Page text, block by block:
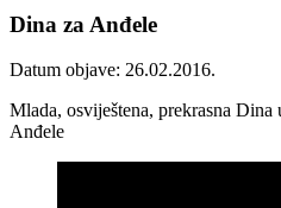
Dina za Anđele
Datum objave: 26.02.2016.
Mlada, osviještena, prekrasna
Anđele